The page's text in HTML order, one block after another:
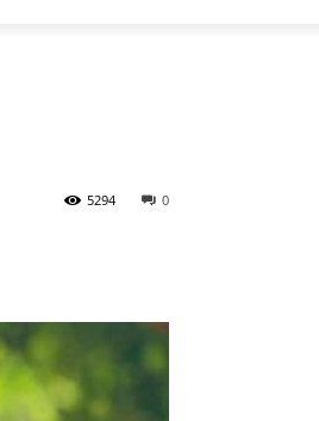
0
5294